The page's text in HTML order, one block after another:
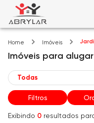
Home Imóveis
Imóveis para alugar
Filtros
Exibindo 0 resultados